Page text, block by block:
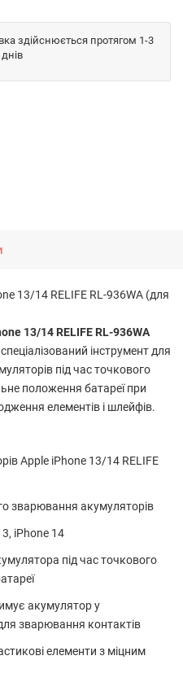
здійснюється протягом 1-3
13/14 RELIFE RL-936WA (для
13/14 RELIFE RL-936WA
інструмент для
під час точкового
положення батареї при
елементів і шлейфів.
Apple iPhone 13/14 RELIFE
зварювання акумуляторів
iPhone 14
під час точкового
акумулятор у
зварювання контактів
елементи з міцним